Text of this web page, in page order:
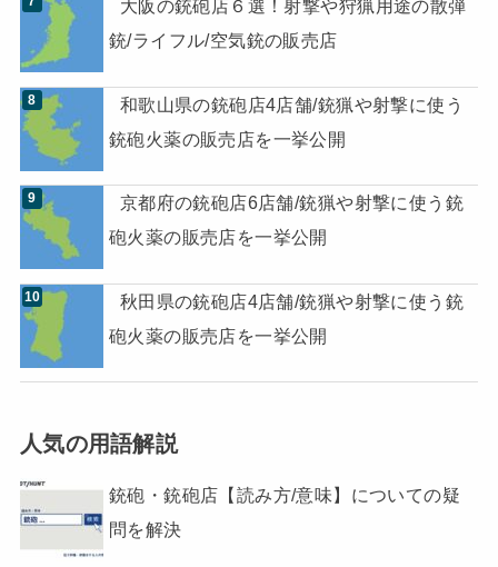
大阪の銃砲店６選！射撃や狩猟用途の散弾
銃/ライフル/空気銃の販売店
和歌山県の銃砲店4店舗/銃猟や射撃に使う
銃砲火薬の販売店を一挙公開
京都府の銃砲店6店舗/銃猟や射撃に使う銃
砲火薬の販売店を一挙公開
秋田県の銃砲店4店舗/銃猟や射撃に使う銃
砲火薬の販売店を一挙公開
人気の用語解説
銃砲・銃砲店【読み方/意味】についての疑
問を解決